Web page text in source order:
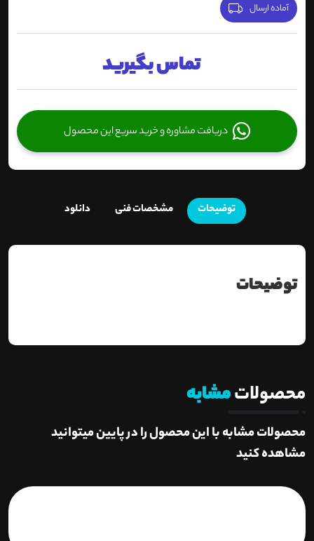
آماده ارسال
تماس بگیرید
دریافت مشاوره و خرید سریع این محصول
توضیحات مشخصات فنی دانلود
توضیحات
محصولاتمشابه
محصولات مشابه با این محصول را در پایین میتوانید
مشاهده کنید